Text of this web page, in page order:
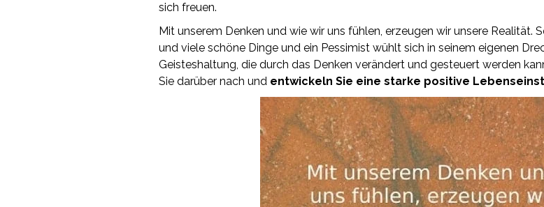
sich freuen.
Mit unserem Denken und wie wir uns fühlen, erzeugen wir unsere
und viele schöne Dinge und ein Pessimist wühlt sich in seinem eigenen
Geisteshaltung, die durch das Denken verändert und gesteuert werden
Sie darüber nach und entwickeln Sie eine starke positive